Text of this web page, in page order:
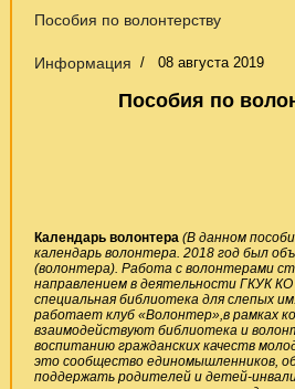
Пособия по волонтерству
Информация 08 августа 2019
Пособия по
Календарь волонтера (В данном
календарь волонтера. 2018 год был
(волонтера). Работа с волонтерами
направлением в деятельности ГКУК
специальная библиотека для слепых
работает клуб «Волонтер»,в рамках
взаимодействуют библиотека и
воспитанию гражданских качеств
это сообщество единомышленников,
поддержать родителей и детей-